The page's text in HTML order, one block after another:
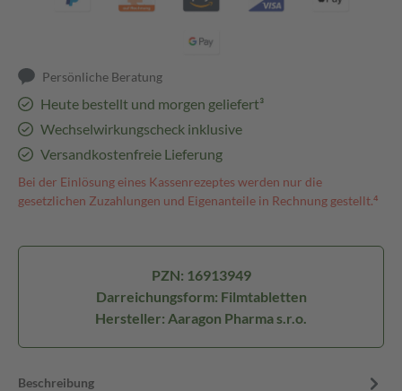
Persönliche Beratung
Heute bestellt und morgen geliefert³
Wechselwirkungscheck inklusive
Versandkostenfreie Lieferung
Bei der Einlösung eines Kassenrezeptes werden nur die
gesetzlichen Zuzahlungen und Eigenanteile in Rechnung gestellt.⁴
PZN: 16913949
Darreichungsform: Filmtabletten
Hersteller: Aaragon Pharma s.r.o.
Beschreibung